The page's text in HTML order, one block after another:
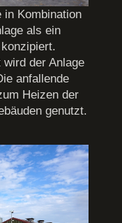
Kombination
als ein
der Anlage
anfallende
Heizen der
genutzt.